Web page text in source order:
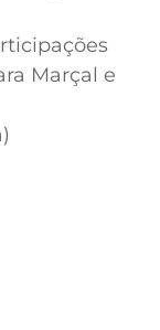
Marçal e